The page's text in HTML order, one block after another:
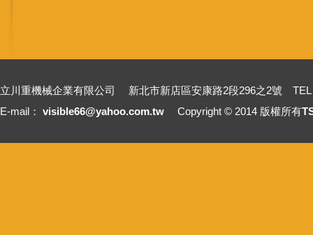
立川重機械企業有限公司 新北市新店區安康路2段296之2號 TEL
E-mail： visible66@yahoo.com.tw Copyright © 2014 版權所有